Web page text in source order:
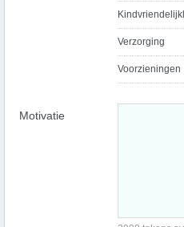
Verzorging
Voorzieningen
Motivatie